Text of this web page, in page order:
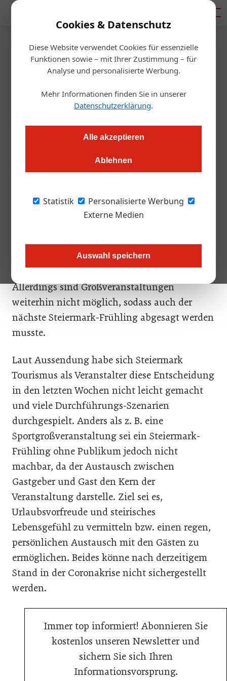
Cookies & Datenschutz
Diese Website verwendet Cookies für essenzielle
Funktionen sowie – mit Ihrer Zustimmung – für
Analyse und personalisierte Werbung.
Mehr Informationen finden Sie in unserer
Datenschutzerklärung.
Alle akzeptieren
Ablehnen
Statistik
Personalisierte Werbung
Externe Medien
Auswahl speichern
Startseite/Gastro & Hotel
Steiermark-Frühling in Wien
2021: Absage
Ein Steiermark-Frühling ohne Publikum - das sei nicht
machbar, so der Steiermark Tourismus. An Alternativen, dem
Urlaubsdestination ans Herz zu legen, wird gearbeitet.
Steiermark Tourismus mit den Partnern für
den 24. Steiermark-Frühling von 25.-28. März
Allerdings sind Großveranstaltungen
weiterhin nicht möglich, sodass auch der
nächste Steiermark-Frühling abgesagt werden
musste.
Laut Aussendung habe sich Steiermark
Tourismus als Veranstalter diese Entscheidung
in den letzten Wochen nicht leicht gemacht
und viele Durchführungs-Szenarien
durchgespielt. Anders als z. B. eine
Sportgroßveranstaltung sei ein Steiermark-
Frühling ohne Publikum jedoch nicht
machbar, da der Austausch zwischen
Gastgeber und Gast den Kern der
Veranstaltung darstelle. Ziel sei es,
Urlaubsvorfreude und steirisches
Lebensgefühl zu vermitteln bzw. einen regen,
persönlichen Austausch mit den Gästen zu
ermöglichen. Beides könne nach derzeitigem
Stand in der Coronakrise nicht sichergestellt
werden.
Immer top informiert! Abonnieren Sie
kostenlos unseren Newsletter und
sichern Sie sich Ihren
Informationsvorsprung.